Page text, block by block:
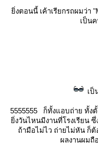
ิ่งตอนนี้ เค้าเรียกรถผมว่า
เป็น
เป็
5555555 ก็ทั้งแอบถ่าย ทั้ง
งวันไหนมีงานที่โรงเรียน
ถ้ามือไม่ไว ถ่ายไม่หัน ก็ต้
ผลงานผมถื